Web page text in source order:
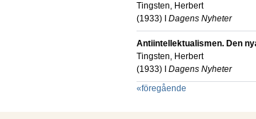
Tingsten, Herbert
(1933) I Dagens Nyheter
Antiintellektualismen. Den
Tingsten, Herbert
(1933) I Dagens Nyheter
«föregående